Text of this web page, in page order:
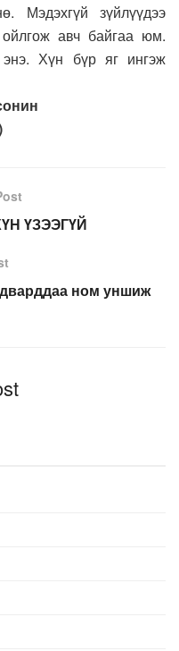
Мэдэхгүй зүйлүүдээ
авч байгаа юм.
энэ. Хүн бүр яг ингэж
ҮЗЭЭГҮЙ
ном уншиж